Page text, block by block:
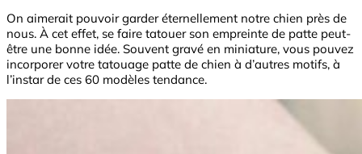
On aimerait pouvoir garder éternellement notre chien près de
nous. À cet effet, se faire tatouer son empreinte de patte peut-
être une bonne idée. Souvent gravé en miniature, vous pouvez
incorporer votre tatouage patte de chien à d’autres motifs, à
l’instar de ces 60 modèles tendance.